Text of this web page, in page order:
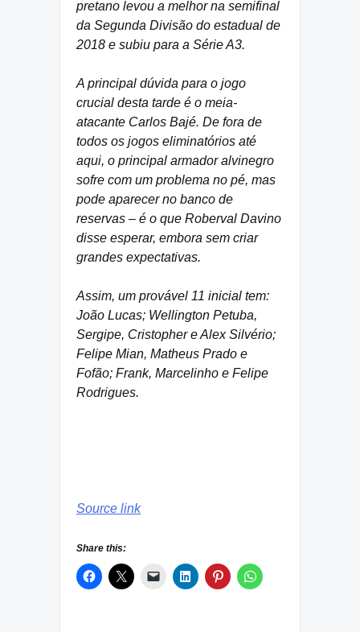
pretano levou a melhor na semifinal
da Segunda Divisão do estadual de
2018 e subiu para a Série A3.
A principal dúvida para o jogo
crucial desta tarde é o meia-
atacante Carlos Bajé. De fora de
todos os jogos eliminatórios até
aqui, o principal armador alvinegro
sofre com um problema no pé, mas
pode aparecer no banco de
reservas – é o que Roberval Davino
disse esperar, embora sem criar
grandes expectativas.
Assim, um provável 11 inicial tem:
João Lucas; Wellington Petuba,
Sergipe, Cristopher e Alex Silvério;
Felipe Mian, Matheus Prado e
Fofão; Frank, Marcelinho e Felipe
Rodrigues.
Source link
Share this: